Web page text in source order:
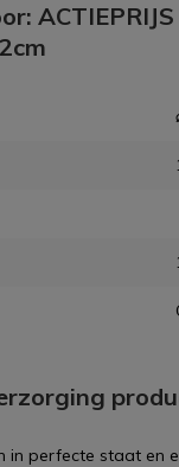
in perfecte staat en